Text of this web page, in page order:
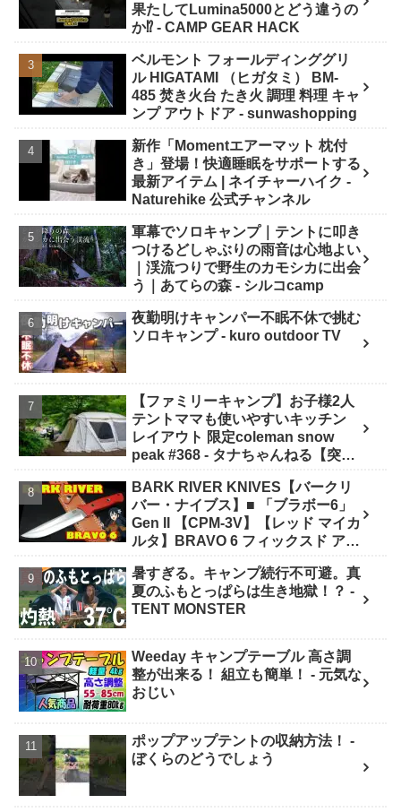
果たしてLumina5000とどう違うの
か⁉️ - CAMP GEAR HACK
ベルモント フォールディンググリ
ル HIGATAMI （ヒガタミ） BM-
485 焚き火台 たき火 調理 料理 キャ
ンプ アウトドア - sunwashopping
新作「Momentエアーマット 枕付
き」登場！快適睡眠をサポートする
最新アイテム | ネイチャーハイク -
Naturehike 公式チャンネル
軍幕でソロキャンプ｜テントに叩き
つけるどしゃぶりの雨音は心地よい
｜渓流つりで野生のカモシカに出会
う｜あてらの森 - シルコcamp
夜勤明けキャンパー不眠不休で挑む
ソロキャンプ - kuro outdoor TV
【ファミリーキャンプ】お子様2人
テントママも使いやすいキッチン
レイアウト 限定coleman snow
peak #368 - タナちゃんねる【突撃
BARK RIVER KNIVES【バークリ
バー・ナイブス】■ 「ブラボー6」
Gen II 【CPM-3V】【レッド マイカ
ルタ】BRAVO 6 フィックスド アメ
グ！
暑すぎる。キャンプ続行不可避。真
夏のふもとっぱらは生き地獄！？ -
TENT MONSTER
Weeday キャンプテーブル 高さ調
整が出来る！ 組立も簡単！ - 元気な
おじい
ポップアップテントの収納方法！ -
ぼくらのどうでしょう